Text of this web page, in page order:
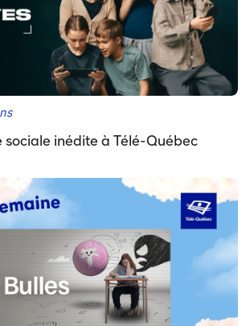
sociale inédite à Télé-Québec